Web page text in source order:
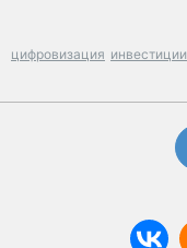
цифровизация инвестиции